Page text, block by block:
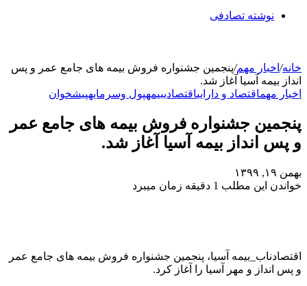
نوشته تصادفی
خانه/ اخبار مهم/پنجمین جشنواره فروش بیمه های جامع عمر و پس
انداز بیمه آسیا آغاز شد.
اخبار مهماقتصاد و داراییاقتصادیبیمهپول وسرمایهپیشخوان
پنجمین جشنواره فروش بیمه های جامع عمر
و پس انداز بیمه آسیا آغاز شد.
بهمن ۱۹, ۱۳۹۹
خواندن این مطلب 1 دقیقه زمان میبرد
اقتصادناب_بیمه آسیا، پنجمین جشنواره فروش بیمه های جامع عمر
و پس انداز و مهر آسیا را آغاز کرد.